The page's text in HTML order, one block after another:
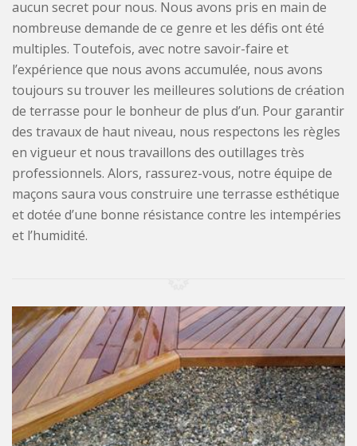
aucun secret pour nous. Nous avons pris en main de
nombreuse demande de ce genre et les défis ont été
multiples. Toutefois, avec notre savoir-faire et
l’expérience que nous avons accumulée, nous avons
toujours su trouver les meilleures solutions de création
de terrasse pour le bonheur de plus d’un. Pour garantir
des travaux de haut niveau, nous respectons les règles
en vigueur et nous travaillons des outillages très
professionnels. Alors, rassurez-vous, notre équipe de
maçons saura vous construire une terrasse esthétique
et dotée d’une bonne résistance contre les intempéries
et l’humidité.